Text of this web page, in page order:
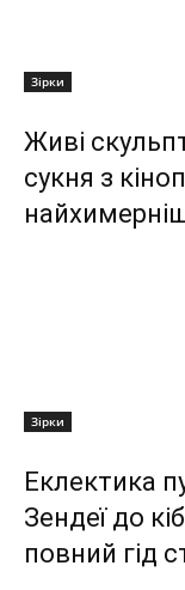
Зірки
Живі
сукня з
Зірки
Еклектика
Зендеї до
повний гід